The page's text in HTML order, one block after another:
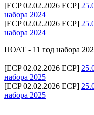
[ECP 02.02.2026 ECP]
набора 2024
[ECP 02.02.2026 ECP]
набора 2024
ПОАТ - 11 год набора
[ECP 02.02.2026 ECP]
набора 2025
[ECP 02.02.2026 ECP]
набора 2025